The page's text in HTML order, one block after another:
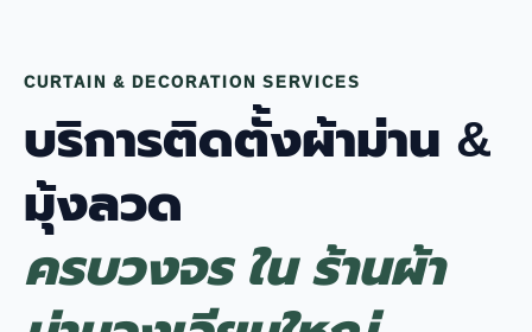
CURTAIN & DECORATION SERVICES
บริการติดตั้งผ้าม่าน &
มุ้งลวด
ครบวงจร ใน ร้านผ้า